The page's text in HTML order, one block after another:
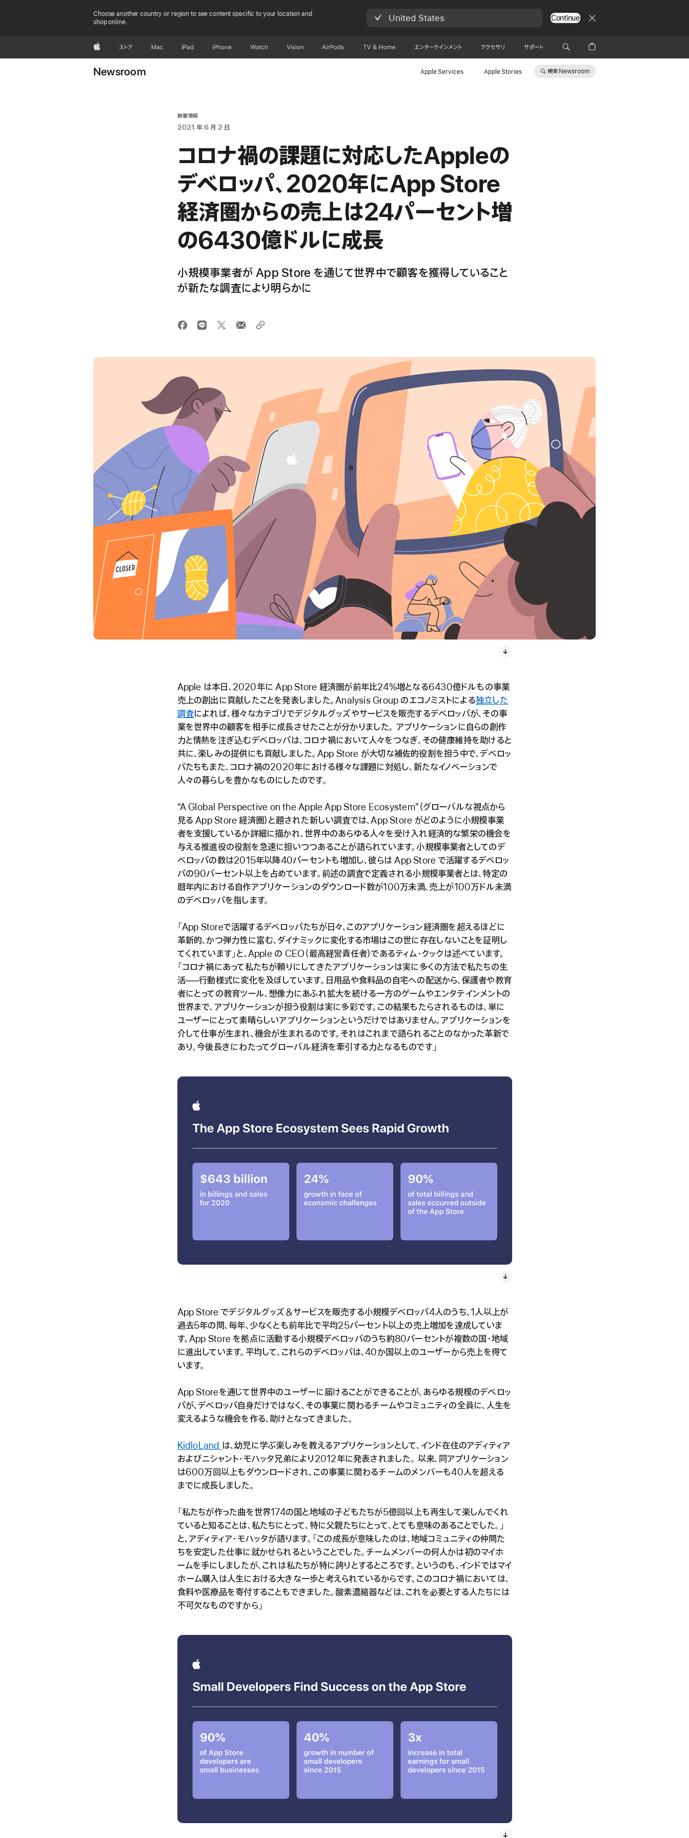
Choose another country or region to see content specific to your location and
shop online.
United States Continue
Appleストア Mac iPad iPhone Watch Vision AirPods TV & Home エンターテインメント アクセサリ サポート
Newsroom Apple Services Apple Stories 検索 Newsroom
新着情報
2021 年 6 月 2 日
コロナ禍の課題に対応したAppleの
デベロッパ、2020年にApp Store
経済圏からの売上は24パーセント増
の6430億ドルに成長
小規模事業者が App Store を通じて世界中で顧客を獲得していること
が新たな調査により明らかに
Apple は本日、2020年に App Store 経済圏が前年比24%増となる6430億ドルもの事業
売上の創出に貢献したことを発表しました。Analysis Group のエコノミストによる独立した
調査によれば、様々なカテゴリでデジタルグッズやサービスを販売するデベロッパが、その事
業を世界中の顧客を相手に成長させたことが分かりました。 アプリケーションに自らの創作
力と情熱を注ぎ込むデベロッパは、コロナ禍において人々をつなぎ、その健康維持を助けると
共に、楽しみの提供にも貢献しました。App Store が大切な補佐的役割を担う中で、デベロッ
パたちもまた、コロナ禍の2020年における様々な課題に対処し、新たなイノベーションで
人々の暮らしを豊かなものにしたのです。
“A Global Perspective on the Apple App Store Ecosystem”（グローバルな視点から
見る App Store 経済圏）と題された新しい調査では、App Store がどのように小規模事業
者を支援しているか詳細に描かれ、世界中のあらゆる人々を受け入れ経済的な繁栄の機会を
与える推進役の役割を急速に担いつつあることが語られています。小規模事業者としてのデ
ベロッパの数は2015年以降40パーセントも増加し、彼らは App Store で活躍するデベロッ
パの90パーセント以上を占めています。前述の調査で定義される小規模事業者とは、特定の
暦年内における自作アプリケーションのダウンロード数が100万未満、売上が100万ドル未満
のデベロッパを指します。
「App Storeで活躍するデベロッパたちが日々、このアプリケーション経済圏を超えるほどに
革新的、かつ弾力性に富む、ダイナミックに変化する市場はこの世に存在しないことを証明し
てくれています」と、Apple の CEO（最高経営責任者）であるティム・クックは述べています。
「コロナ禍にあって私たちが頼りにしてきたアプリケーションは実に多くの方法で私たちの生
活──行動様式に変化を及ぼしています。日用品や食料品の自宅への配送から、保護者や教育
者にとっての教育ツール、想像力にあふれ拡大を続ける一方のゲームやエンタテインメントの
世界まで、アプリケーションが担う役割は実に多彩です。この結果もたらされるものは、単に
ユーザーにとって素晴らしいアプリケーションというだけではありません。アプリケーションを
介して仕事が生まれ、機会が生まれるのです。それはこれまで語られることのなかった革新で
あり、今後長きにわたってグローバル経済を牽引する力となるものです」
App Store でデジタルグッズ＆サービスを販売する小規模デベロッパ4人のうち、1人以上が
過去5年の間、毎年、少なくとも前年比で平均25パーセント以上の売上増加を達成していま
す。App Store を拠点に活動する小規模デベロッパのうち約80パーセントが複数の国・地域
に進出しています。平均して、これらのデベロッパは、40か国以上のユーザーから売上を得て
います。
App Storeを通じて世界中のユーザーに届けることができることが、あらゆる規模のデベロッ
パが、デベロッパ自身だけではなく、その事業に関わるチームやコミュニティの全員に、人生を
変えるような機会を作る、助けとなってきました。
KidloLand は、幼児に学ぶ楽しみを教えるアプリケーションとして、インド在住のアディティア
およびニシャント・モハッタ兄弟により2012年に発表されました。 以来、同アプリケーション
は600万回以上もダウンロードされ、この事業に関わるチームのメンバーも40人を超える
までに成長しました。
「私たちが作った曲を世界174の国と地域の子どもたちが5億回以上も再生して楽しんでくれ
ていると知ることは、私たちにとって、特に父親たちにとって、とても意味のあることでした。」
と、アディティア・モハッタが語ります。「この成長が意味したのは、地域コミュニティの仲間た
ちを安定した仕事に就かせられるということでした。チームメンバーの何人かは初のマイホ
ームを手にしましたが、これは私たちが特に誇りとするところです。というのも、インドではマイ
ホーム購入は人生における大きな一歩と考えられているからです。このコロナ禍においては、
食料や医療品を寄付することもできました。酸素濃縮器などは、これを必要とする人たちには
不可欠なものですから」